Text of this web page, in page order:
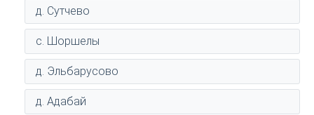
д. Сутчево
с. Шоршелы
д. Эльбарусово
д. Адабай